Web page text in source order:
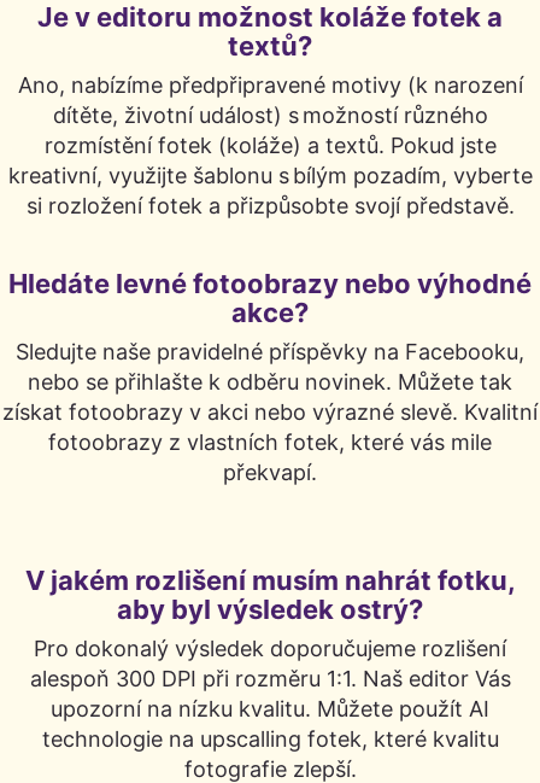
Je v editoru možnost koláže fotek a
textů?
Ano, nabízíme předpřipravené motivy (k narození
dítěte, životní událost) s možností různého
rozmístění fotek (koláže) a textů. Pokud jste
kreativní, využijte šablonu s bílým pozadím, vyberte
si rozložení fotek a přizpůsobte svojí představě.
Hledáte levné fotoobrazy nebo výhodné
akce?
Sledujte naše pravidelné příspěvky na Facebooku,
nebo se přihlašte k odběru novinek. Můžete tak
získat fotoobrazy v akci nebo výrazné slevě. Kvalitní
fotoobrazy z vlastních fotek, které vás mile
překvapí.
V jakém rozlišení musím nahrát fotku,
aby byl výsledek ostrý?
Pro dokonalý výsledek doporučujeme rozlišení
alespoň 300 DPI při rozměru 1:1. Naš editor Vás
upozorní na nízku kvalitu. Můžete použít AI
technologie na upscalling fotek, které kvalitu
fotografie zlepší.